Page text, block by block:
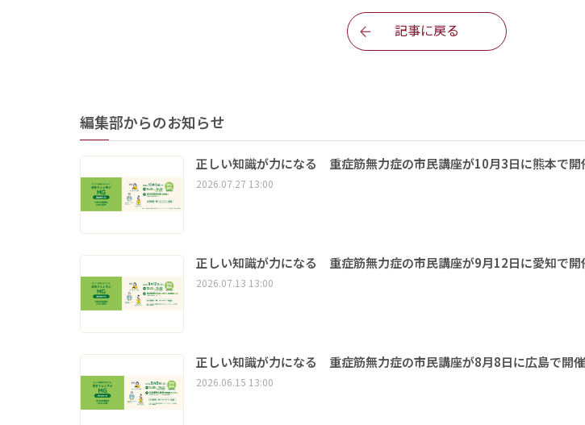
記事に戻る
編集部からのお知らせ
正しい知識が力になる 重症筋無力症の市民講座が10月3日に熊本で開
2026.07.27 13:00
正しい知識が力になる 重症筋無力症の市民講座が9月12日に愛知で開
2026.07.13 13:00
正しい知識が力になる 重症筋無力症の市民講座が8月8日に広島で開催
2026.06.15 13:00